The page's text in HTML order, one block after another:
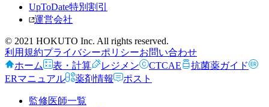
UpToDate特別割引
運営会社
© 2021 HOKUTO Inc. All rights reserved.
利用規約プライバシーポリシーお問い合わせ
ホーム
表・計算 レジメン CTCAE
抗菌薬ガイド
ERマニュアル
薬剤情報 ポスト
監修医師一覧